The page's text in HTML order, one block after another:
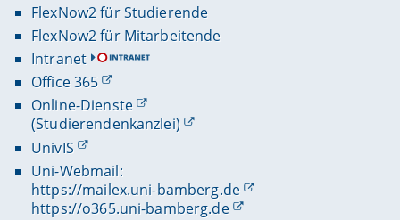
FlexNow2 für Studierende
FlexNow2 für Mitarbeitende
Intranet
Office 365
Online-Dienste
(Studierendenkanzlei)
UnivIS
Uni-Webmail:
https://mailex.uni-bamberg.de
https://o365.uni-bamberg.de